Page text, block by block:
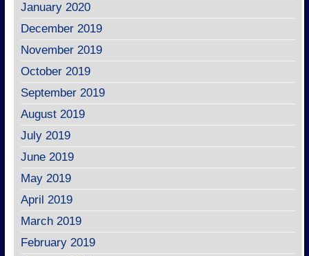
January 2020
December 2019
November 2019
October 2019
September 2019
August 2019
July 2019
June 2019
May 2019
April 2019
March 2019
February 2019